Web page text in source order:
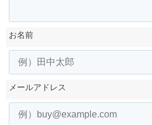
お名前
メールアドレス